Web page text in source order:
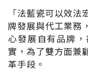
「法藍瓷可以效
牌發展與代工業務
心發展自有品牌
實，為了雙方面兼
革手段。